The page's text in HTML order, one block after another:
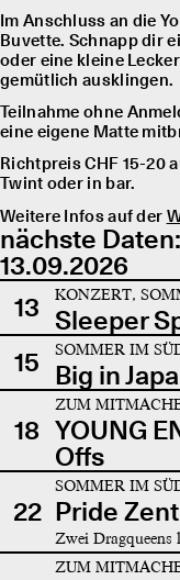
Im Anschluss an die
Buvette. Schnapp dir
oder eine kleine
gemütlich ausklingen.
Teilnahme ohne
eine eigene Matte
Richtpreis CHF 15-20
Twint oder in bar.
Weitere Infos auf der
nächste Daten:
13.09.2026
13
KONZERT,
Sleeper
15
SOMMER IM
Big in
18
ZUM
YOUNG
Offs
22
SOMMER IM
Pride
Zwei Dragqueens
ZUM